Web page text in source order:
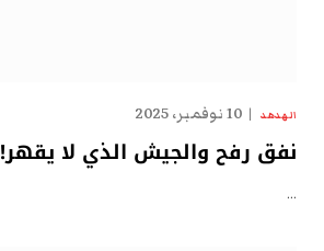
الهدهد 10 نوفمبر، 2025
نفق رفح والجيش الذي لا يقهر!
…